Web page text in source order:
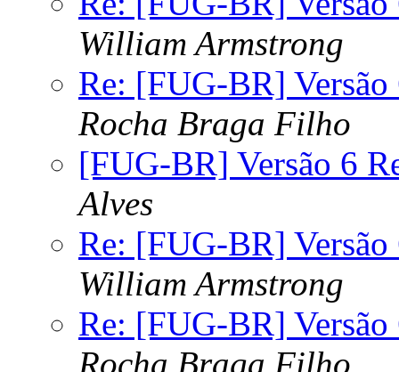
William Armstrong
Re: [FUG-BR]
Rocha Braga Filho
[FUG-BR] Versão 6
Alves
Re: [FUG-BR]
William Armstrong
Re: [FUG-BR]
Rocha Braga Filho